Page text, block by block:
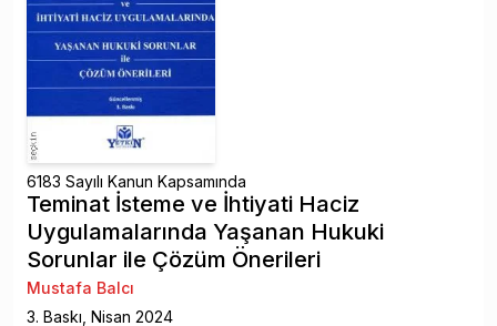
6183 Sayılı Kanun Kapsamında
Teminat İsteme ve İhtiyati Haciz
Uygulamalarında Yaşanan Hukuki
Sorunlar ile Çözüm Önerileri
Mustafa Balcı
3. Baskı, Nisan 2024